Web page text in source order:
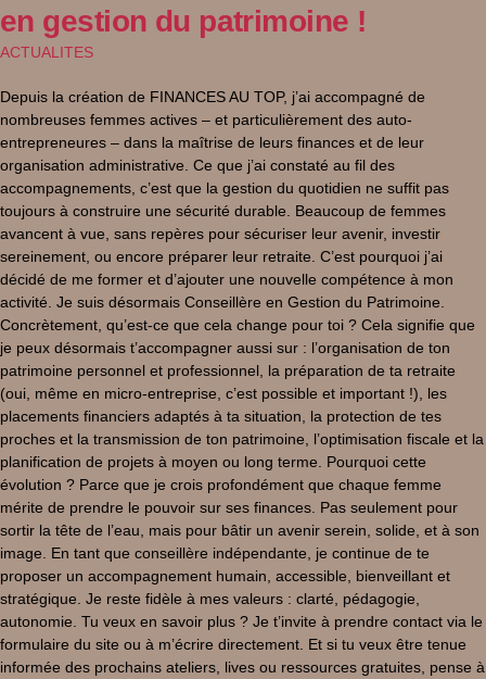
en gestion du patrimoine !
ACTUALITES
Depuis la création de FINANCES AU TOP, j’ai accompagné de
nombreuses femmes actives – et particulièrement des auto-
entrepreneures – dans la maîtrise de leurs finances et de leur
organisation administrative. Ce que j’ai constaté au fil des
accompagnements, c’est que la gestion du quotidien ne suffit pas
toujours à construire une sécurité durable. Beaucoup de femmes
avancent à vue, sans repères pour sécuriser leur avenir, investir
sereinement, ou encore préparer leur retraite. C’est pourquoi j’ai
décidé de me former et d’ajouter une nouvelle compétence à mon
activité. Je suis désormais Conseillère en Gestion du Patrimoine.
Concrètement, qu’est-ce que cela change pour toi ? Cela signifie que
je peux désormais t’accompagner aussi sur : l’organisation de ton
patrimoine personnel et professionnel, la préparation de ta retraite
(oui, même en micro-entreprise, c’est possible et important !), les
placements financiers adaptés à ta situation, la protection de tes
proches et la transmission de ton patrimoine, l’optimisation fiscale et la
planification de projets à moyen ou long terme. Pourquoi cette
évolution ? Parce que je crois profondément que chaque femme
mérite de prendre le pouvoir sur ses finances. Pas seulement pour
sortir la tête de l’eau, mais pour bâtir un avenir serein, solide, et à son
image. En tant que conseillère indépendante, je continue de te
proposer un accompagnement humain, accessible, bienveillant et
stratégique. Je reste fidèle à mes valeurs : clarté, pédagogie,
autonomie. Tu veux en savoir plus ? Je t’invite à prendre contact via le
formulaire du site ou à m’écrire directement. Et si tu veux être tenue
informée des prochains ateliers, lives ou ressources gratuites, pense à